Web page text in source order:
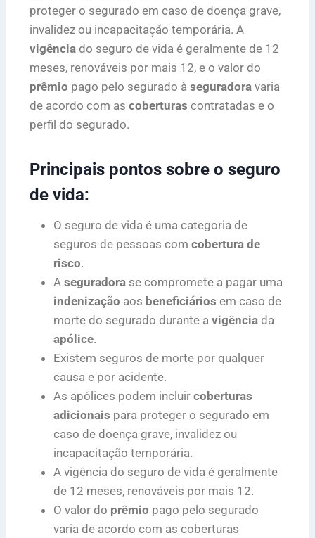
proteger o segurado em caso de doença grave,
invalidez ou incapacitação temporária. A
vigência do seguro de vida é geralmente de 12
meses, renováveis por mais 12, e o valor do
prêmio pago pelo segurado à seguradora varia
de acordo com as coberturas contratadas e o
perfil do segurado.
Principais pontos sobre o seguro
de vida:
O seguro de vida é uma categoria de
seguros de pessoas com cobertura de
risco.
A seguradora se compromete a pagar uma
indenização aos beneficiários em caso de
morte do segurado durante a vigência da
apólice.
Existem seguros de morte por qualquer
causa e por acidente.
As apólices podem incluir coberturas
adicionais para proteger o segurado em
caso de doença grave, invalidez ou
incapacitação temporária.
A vigência do seguro de vida é geralmente
de 12 meses, renováveis por mais 12.
O valor do prêmio pago pelo segurado
varia de acordo com as coberturas